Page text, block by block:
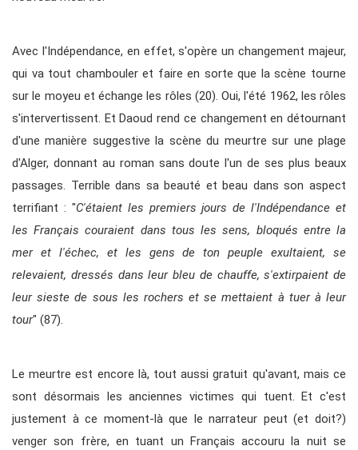
Avec l'Indépendance, en effet, s'opère un changement majeur,
qui va tout chambouler et faire en sorte que la scène tourne
sur le moyeu et échange les rôles (20). Oui, l'été 1962, les rôles
s'intervertissent. Et Daoud rend ce changement en détournant
d'une manière suggestive la scène du meurtre sur une plage
d'Alger, donnant au roman sans doute l'un de ses plus beaux
passages. Terrible dans sa beauté et beau dans son aspect
terrifiant : "C'étaient les premiers jours de l'Indépendance et
les Français couraient dans tous les sens, bloqués entre la
mer et l'échec, et les gens de ton peuple exultaient, se
relevaient, dressés dans leur bleu de chauffe, s'extirpaient de
leur sieste de sous les rochers et se mettaient à tuer à leur
tour" (87).
Le meurtre est encore là, tout aussi gratuit qu'avant, mais ce
sont désormais les anciennes victimes qui tuent. Et c'est
justement à ce moment-là que le narrateur peut (et doit?)
venger son frère, en tuant un Français accouru la nuit se